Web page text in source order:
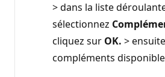
> dans la liste
sélectionnez
cliquez sur OK. >
compléments